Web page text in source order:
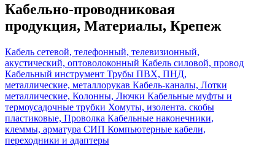
Кабельно-проводниковая
продукция, Материалы, Крепеж
Кабель сетевой, телефонный, телевизионный,
акустический, оптоволоконный Кабель силовой, провод
Кабельный инструмент Трубы ПВХ, ПНД,
металлические, металлорукав Кабель-каналы, Лотки
металлические, Колонны, Лючки Кабельные муфты и
термоусадочные трубки Хомуты, изолента. скобы
пластиковые, Проволка Кабельные наконечники,
клеммы, арматура СИП Компьютерные кабели,
переходники и адаптеры